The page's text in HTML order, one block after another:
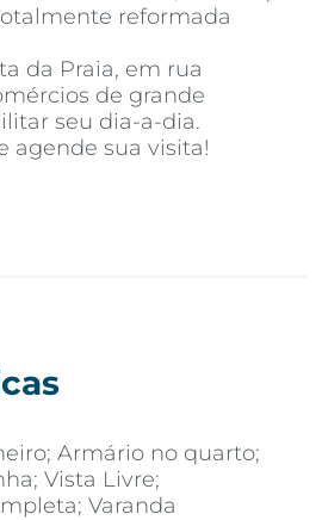
reformada
da Praia, em rua
de grande
seu dia-a-dia.
agende sua visita!
Armário no quarto;
Vista Livre;
Varanda